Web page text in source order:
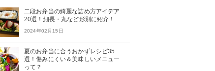
二段お弁当の綺麗な詰め方アイデア
20選！細長・丸など形別に紹介！
2024年02月15日
夏のお弁当に合うおかずレシピ35
選！傷みにくい＆美味しいメニュー
って？